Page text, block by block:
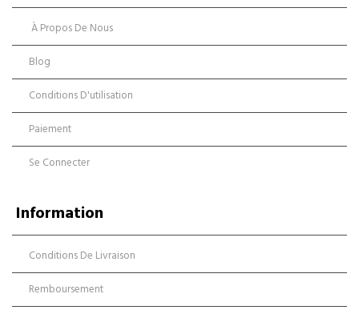
À Propos De Nous
Blog
Conditions D'utilisation
Paiement
Se Connecter
Information
Conditions De Livraison
Remboursement